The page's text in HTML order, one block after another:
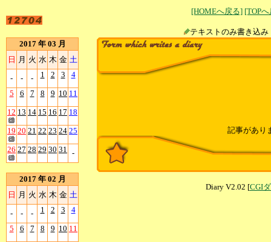
[HOMEへ戻る] [TOP
テキストのみ書
2017 年 03 月
日 月 火 水 木 金 土
- - - 1 2 3 4
5 6 7 8 9 10 11
12 13 14 15 16 17 18
19 20 21 22 23 24 25
26 27 28 29 30 31 -
2017 年 02 月
日 月 火 水 木 金 土
- - - 1 2 3 4
5 6 7 8 9 10 11
記事があり
Diary V2.02 [CGI